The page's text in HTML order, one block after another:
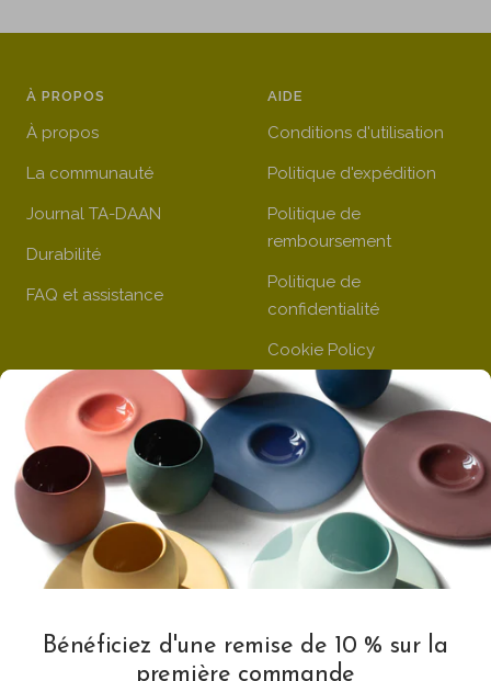
Bénéficiez d'une remise de 10 % sur la
première commande
À PROPOS
À propos
La communauté
Journal TA-DAAN
Durabilité
FAQ et assistance
AIDE
Conditions d'utilisation
Politique d'expédition
Politique de
remboursement
Politique de
confidentialité
Cookie Policy
Page d'informations sur
Klarna
SE TENIR AU COURANT
Abonnez-vous à la
newsletter
SUIVEZ-NOUS
VAT Registration N